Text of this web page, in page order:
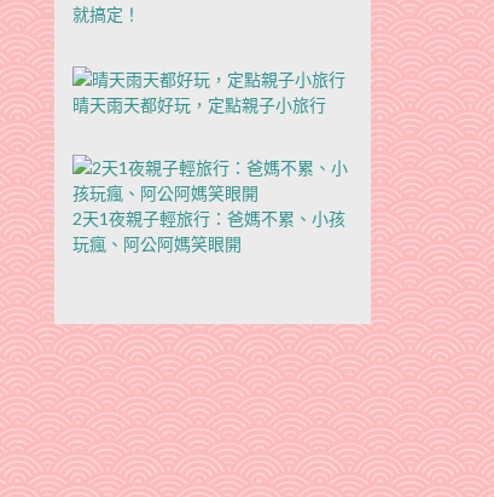
就搞定！
晴天雨天都好玩，定點親子小旅行
2天1夜親子輕旅行：爸媽不累、小孩
玩瘋、阿公阿媽笑眼開